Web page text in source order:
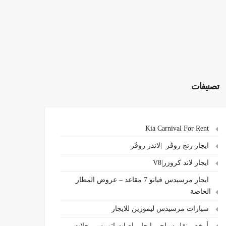
تصنيفات
ايجار رنج روڤر |لاندر روڤر
ايجار لاند كروزر|V8
ايجار مرسيدس فيانو 7 مقاعد – عروض المطار
الخاصة
سيارات مرسيدس ليموزين للايجار